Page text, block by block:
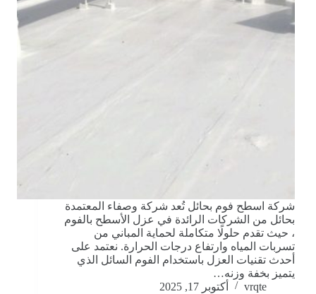
شركة اسطح فوم بحائل تُعد شركة وصفاء المعتمدة
بحائل من الشركات الرائدة في عزل الأسطح بالفوم
، حيث تقدم حلولًا متكاملة لحماية المباني من
تسربات المياه وارتفاع درجات الحرارة. نعتمد على
أحدث تقنيات العزل باستخدام الفوم السائل الذي
يتميز بخفة وزنه…
vrqte
أكتوبر 17, 2025